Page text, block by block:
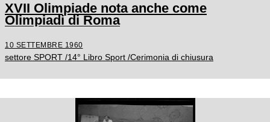
XVII Olimpiade nota anche come
Olimpiadi di Roma
10 SETTEMBRE 1960
settore SPORT /14° Libro Sport /Cerimonia di chiusura